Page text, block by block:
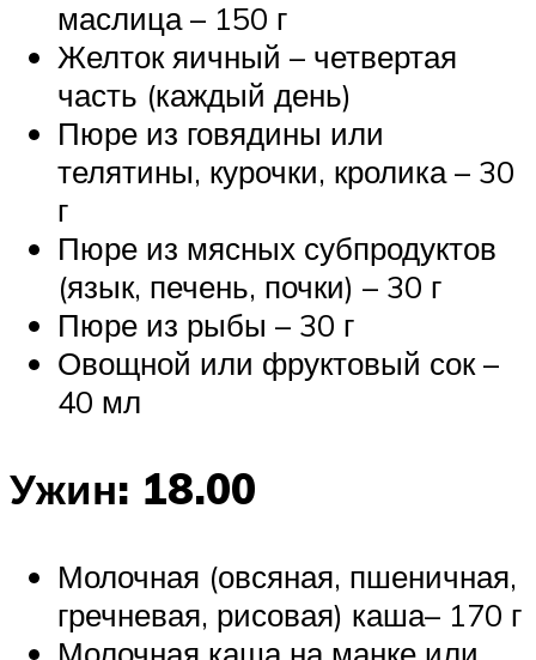
маслица – 150 г
Желток яичный – четвертая
часть (каждый день)
Пюре из говядины или
телятины, курочки, кролика – 30
г
Пюре из мясных субпродуктов
(язык, печень, почки) – 30 г
Пюре из рыбы – 30 г
Овощной или фруктовый сок –
40 мл
Ужин: 18.00
Молочная (овсяная, пшеничная,
гречневая, рисовая) каша– 170 г